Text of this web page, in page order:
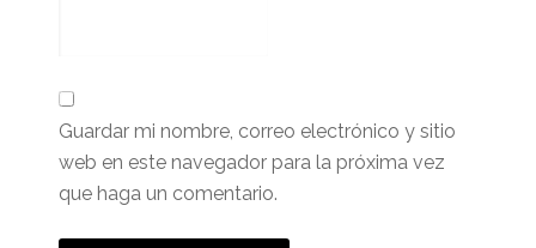
Guardar mi nombre, correo electrónico y sitio
web en este navegador para la próxima vez
que haga un comentario.